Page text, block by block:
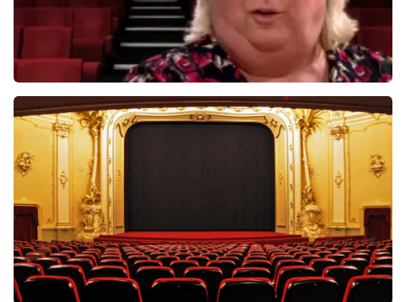
Christel De Laat
BEKIJKEN